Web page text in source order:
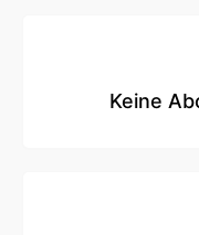
Keine